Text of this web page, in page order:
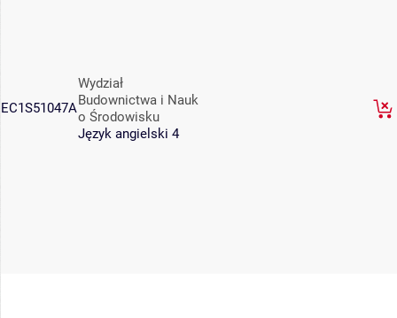
EC1S51047A
Wydział
Budownictwa i Nauk
o Środowisku
Język angielski 4